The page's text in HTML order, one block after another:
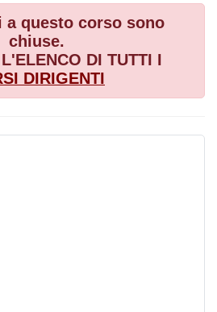
a questo corso sono
chiuse.
DI TUTTI I
DIRIGENTI